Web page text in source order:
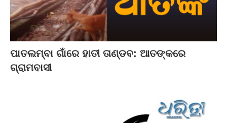
ପାତଲମ୍ବା ଗାଁରେ ହାତୀ ତାଣ୍ଡବ: ଆତଙ୍କରେ
ଗ୍ରାମବାସୀ